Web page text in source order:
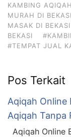
KAMBING
MURAH DI BEKASI
MASAK DI BEKASI
BEKASI
#TEMPAT JUAL
Pos Terkait
Aqiqah Online
Aqiqah Tanpa
Aqiqah Online